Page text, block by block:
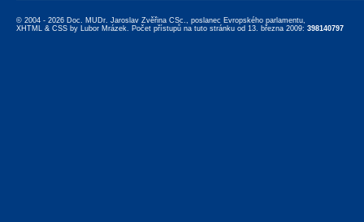
© 2004 - 2026 Doc. MUDr. Jaroslav Zvěřina CSc., poslanec Evropského parlamentu,
XHTML & CSS by Lubor Mrázek. Počet přístupů na tuto stránku od 13. března 2009: 398140797